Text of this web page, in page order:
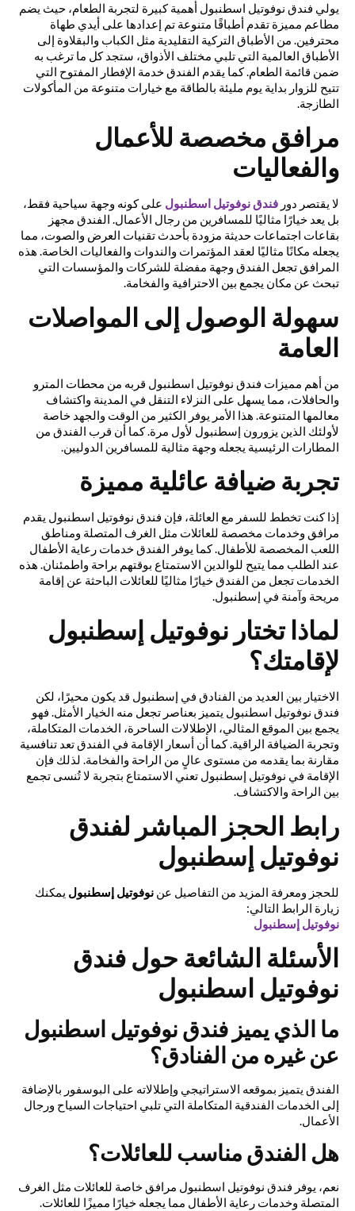
يولي فندق نوفوتيل اسطنبول أهمية كبيرة لتجربة الطعام، حيث يضم
مطاعم مميزة تقدم أطباقًا متنوعة تم إعدادها على أيدي طهاة
محترفين. من الأطباق التركية التقليدية مثل الكباب والبقلاوة إلى
الأطباق العالمية التي تلبي مختلف الأذواق، ستجد كل ما ترغب به
ضمن قائمة الطعام. كما يقدم الفندق خدمة الإفطار المفتوح التي
تتيح للزوار بداية يوم مليئة بالطاقة مع خيارات متنوعة من المأكولات
الطازجة.
مرافق مخصصة للأعمال
والفعاليات
لا يقتصر دور فندق نوفوتيل اسطنبول على كونه وجهة سياحية فقط،
بل يعد خيارًا مثاليًا للمسافرين من رجال الأعمال. الفندق مجهز
بقاعات اجتماعات حديثة مزودة بأحدث تقنيات العرض والصوت، مما
يجعله مكانًا مثاليًا لعقد المؤتمرات والندوات والفعاليات الخاصة. هذه
المرافق تجعل الفندق وجهة مفضلة للشركات والمؤسسات التي
تبحث عن مكان يجمع بين الاحترافية والفخامة.
سهولة الوصول إلى المواصلات
العامة
من أهم مميزات فندق نوفوتيل اسطنبول قربه من محطات المترو
والحافلات، مما يسهل على النزلاء التنقل في المدينة واكتشاف
معالمها المتنوعة. هذا الأمر يوفر الكثير من الوقت والجهد خاصة
لأولئك الذين يزورون إسطنبول لأول مرة. كما أن قرب الفندق من
المطارات الرئيسية يجعله وجهة مثالية للمسافرين الدوليين.
تجربة ضيافة عائلية مميزة
إذا كنت تخطط للسفر مع العائلة، فإن فندق نوفوتيل اسطنبول يقدم
مرافق وخدمات مخصصة للعائلات مثل الغرف المتصلة ومناطق
اللعب المخصصة للأطفال. كما يوفر الفندق خدمات رعاية الأطفال
عند الطلب مما يتيح للوالدين الاستمتاع بوقتهم براحة واطمئنان. هذه
الخدمات تجعل من الفندق خيارًا مثاليًا للعائلات الباحثة عن إقامة
مريحة وآمنة في إسطنبول.
لماذا تختار نوفوتيل إسطنبول
لإقامتك؟
الاختيار بين العديد من الفنادق في إسطنبول قد يكون محيرًا، لكن
فندق نوفوتيل اسطنبول يتميز بعناصر تجعل منه الخيار الأمثل. فهو
يجمع بين الموقع المثالي، الإطلالات الساحرة، الخدمات المتكاملة،
وتجربة الضيافة الراقية. كما أن أسعار الإقامة في الفندق تعد تنافسية
مقارنة بما يقدمه من مستوى عالٍ من الراحة والفخامة. لذلك فإن
الإقامة في نوفوتيل إسطنبول تعني الاستمتاع بتجربة لا تُنسى تجمع
بين الراحة والاكتشاف.
رابط الحجز المباشر لفندق
نوفوتيل إسطنبول
للحجز ومعرفة المزيد من التفاصيل عن نوفوتيل إسطنبول يمكنك
زيارة الرابط التالي:
نوفوتيل إسطنبول
الأسئلة الشائعة حول فندق
نوفوتيل اسطنبول
ما الذي يميز فندق نوفوتيل اسطنبول
عن غيره من الفنادق؟
الفندق يتميز بموقعه الاستراتيجي وإطلالاته على البوسفور بالإضافة
إلى الخدمات الفندقية المتكاملة التي تلبي احتياجات السياح ورجال
الأعمال.
هل الفندق مناسب للعائلات؟
نعم، يوفر فندق نوفوتيل اسطنبول مرافق خاصة للعائلات مثل الغرف
المتصلة وخدمات رعاية الأطفال مما يجعله خيارًا مميزًا للعائلات.